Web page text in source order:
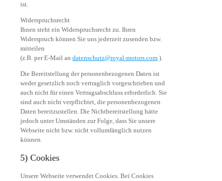
ist.
Widerspruchsrecht
Ihnen steht ein Widerspruchsrecht zu. Ihren
Widerspruch können Sie uns jederzeit zusenden bzw.
mitteilen
(z.B. per E-Mail an datenschutz@royal-motors.com ).
Die Bereitstellung der personenbezogenen Daten ist
weder gesetzlich noch vertraglich vorgeschrieben und
auch nicht für einen Vertragsabschluss erforderlich. Sie
sind auch nicht verpflichtet, die personenbezogenen
Daten bereitzustellen. Die Nichtbereitstellung hätte
jedoch unter Umständen zur Folge, dass Sie unsere
Webseite nicht bzw. nicht vollumfänglich nutzen
können.
5) Cookies
Unsere Webseite verwendet Cookies. Bei Cookies